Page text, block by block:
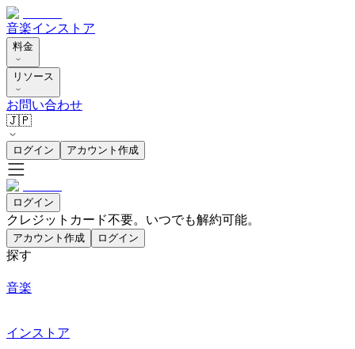
音楽インストア
料金
リソース
お問い合わせ
🇯🇵
ログイン アカウント作成
ログイン
クレジットカード不要。いつでも解約可能。
アカウント作成 ログイン
探す
音楽
インストア